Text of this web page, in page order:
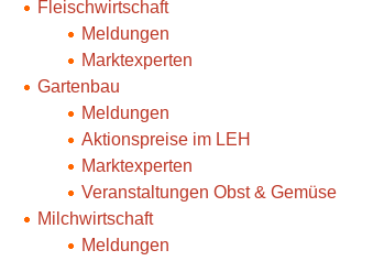
Fleischwirtschaft
Meldungen
Marktexperten
Gartenbau
Meldungen
Aktionspreise im LEH
Marktexperten
Veranstaltungen Obst & Gemüse
Milchwirtschaft
Meldungen